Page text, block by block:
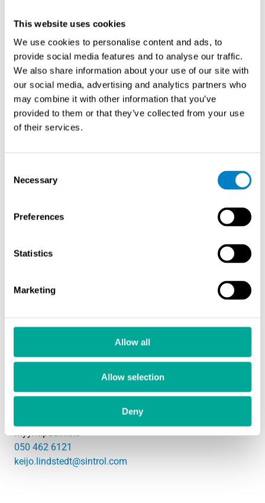
This website uses cookies
We use cookies to personalise content and ads, to
provide social media features and to analyse our traffic.
We also share information about your use of our site with
our social media, advertising and analytics partners who
may combine it with other information that you’ve
provided to them or that they’ve collected from your use
of their services.
Selection
Necessary
Preferences
Statistics
Marketing
Allow all
Allow selection
Deny
Hattu päästä ja kiitos!
Me kaikki Sintrolilla haluamme kiittää Timoa hienosti
tehdystä työstä ja toivottaa leppoisia eläkepäiviä!
Timon seuraajana Safety-konseptin osalta jatkaa Niko
Myyntipäällikkö
050 462 6121
keijo.lindstedt@sintrol.com